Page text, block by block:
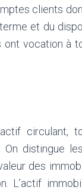
clients
et du
vocation à
On distingue
des
L’actif